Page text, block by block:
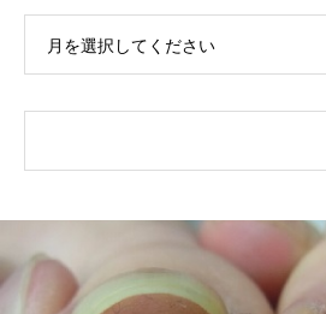
月を選択してください